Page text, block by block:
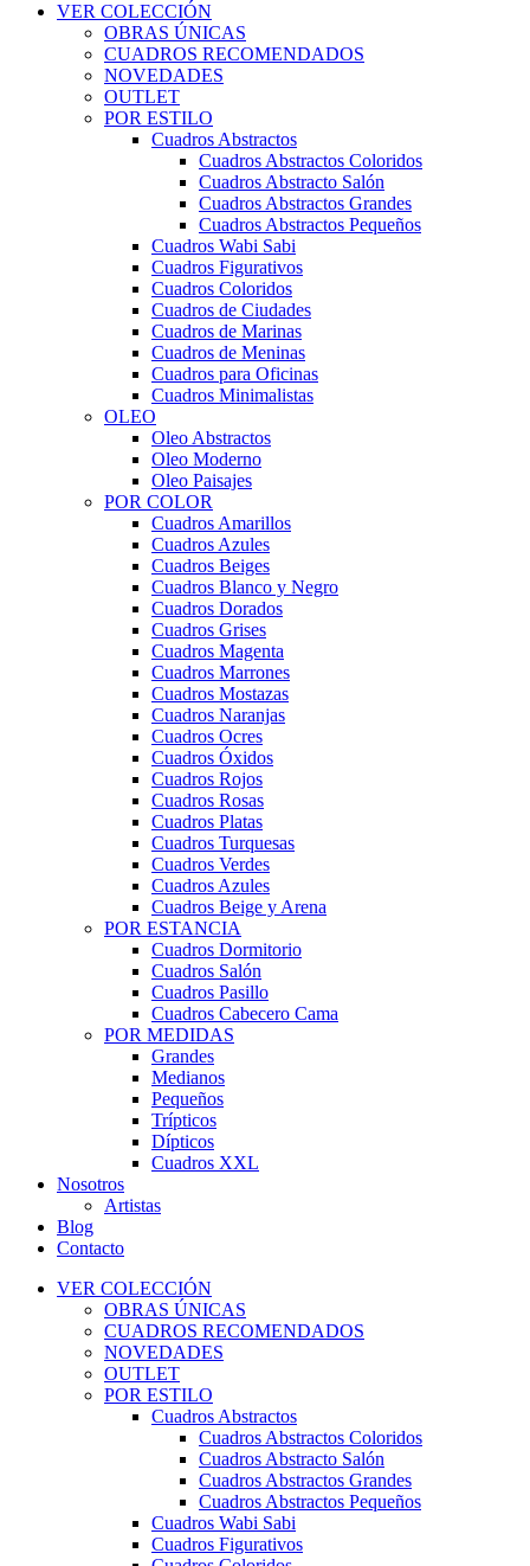
VER COLECCIÓN
OBRAS ÚNICAS
CUADROS RECOMENDADOS
NOVEDADES
OUTLET
POR ESTILO
Cuadros Abstractos
Cuadros Abstractos Coloridos
Cuadros Abstracto Salón
Cuadros Abstractos Grandes
Cuadros Abstractos Pequeños
Cuadros Wabi Sabi
Cuadros Figurativos
Cuadros Coloridos
Cuadros de Ciudades
Cuadros de Marinas
Cuadros de Meninas
Cuadros para Oficinas
Cuadros Minimalistas
OLEO
Oleo Abstractos
Oleo Moderno
Oleo Paisajes
POR COLOR
Cuadros Amarillos
Cuadros Azules
Cuadros Beiges
Cuadros Blanco y Negro
Cuadros Dorados
Cuadros Grises
Cuadros Magenta
Cuadros Marrones
Cuadros Mostazas
Cuadros Naranjas
Cuadros Ocres
Cuadros Óxidos
Cuadros Rojos
Cuadros Rosas
Cuadros Platas
Cuadros Turquesas
Cuadros Verdes
Cuadros Azules
Cuadros Beige y Arena
POR ESTANCIA
Cuadros Dormitorio
Cuadros Salón
Cuadros Pasillo
Cuadros Cabecero Cama
POR MEDIDAS
Grandes
Medianos
Pequeños
Trípticos
Dípticos
Cuadros XXL
Nosotros
Artistas
Blog
Contacto
VER COLECCIÓN
OBRAS ÚNICAS
CUADROS RECOMENDADOS
NOVEDADES
OUTLET
POR ESTILO
Cuadros Abstractos
Cuadros Abstractos Coloridos
Cuadros Abstracto Salón
Cuadros Abstractos Grandes
Cuadros Abstractos Pequeños
Cuadros Wabi Sabi
Cuadros Figurativos